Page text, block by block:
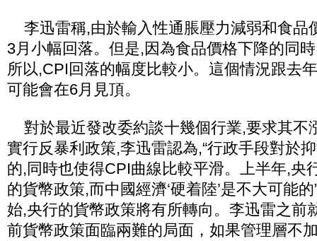
李迅雷稱,由於輸入性通脹壓力減弱和食品
3月小幅回落。但是,因為食品價格下降的同
所以,CPI回落的幅度比較小。這個情況跟去
可能會在6月見頂。
對於最近發改委約談十幾個行業,要求其不
實行反暴利政策,李迅雷認為,“行政手段對於
的,同時也使得CPI曲線比較平滑。上半年,央
的貨幣政策,而中國經濟‘硬着陸’是不大可能
始,央行的貨幣政策將有所轉向。李迅雷之前
前貨幣政策面臨兩難的局面，如果管理層不